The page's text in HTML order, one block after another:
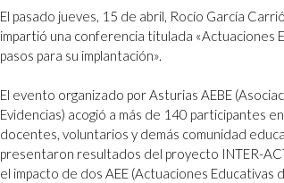
El pasado jueves, 15 de abril, Rocío García
impartió una conferencia titulada «Actuaciones
pasos para su implantación».
El evento organizado por Asturias AEBE
Evidencias) acogió a más de 140 participantes
docentes, voluntarios y demás comunidad
presentaron resultados del proyecto INTER-
el impacto de dos AEE (Actuaciones Educativas